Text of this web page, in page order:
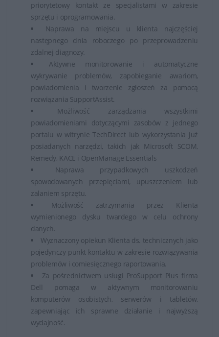
priorytetowy kontakt ze specjalistami w zakresie
sprzętu i oprogramowania.
Naprawa na miejscu u klienta najczęściej
następnego dnia roboczego po przeprowadzeniu
zdalnej diagnozy.
Aktywne monitorowanie i automatyczne
wykrywanie problemów, zapobieganie awariom,
powiadomienia i tworzenie zgłoszeń za pomocą
rozwiązania SupportAssist.
Możliwość zarządzania wszystkimi
powiadomieniami dotyczącymi zasobów z jednego
portalu w witrynie TechDirect lub wykorzystania już
posiadanych narzędzi, takich jak Microsoft SCOM,
Remedy, KACE i OpenManage Essentials
Naprawa przypadkowych uszkodzeń
spowodowanych przepięciami, upuszczeniem lub
zalaniem sprzętu.
Możliwość zatrzymania przez Klienta
wymienionego dysku twardego w celu ochrony
danych.
Wyznaczony opiekun Klienta ds. technicznych jako
pojedynczy punkt kontaktu w zakresie rozwiązywania
problemów i comiesięcznego raportowania.
Za pośrednictwem usługi ProSupport Plus firma
Dell pomaga w aktywnym monitorowaniu
komputerów osobistych, serwerów i tabletów,
zapewniając ich sprawne działanie i najwyższą
wydajność.